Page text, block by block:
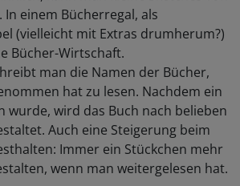
einem Bücherregal, als
(vielleicht mit Extras drumherum?)
Bücher-Wirtschaft.
man die Namen der Bücher,
hat zu lesen. Nachdem ein
wurde, wird das Buch nach belieben
Auch eine Steigerung beim
Immer ein Stückchen mehr
wenn man weitergelesen hat.